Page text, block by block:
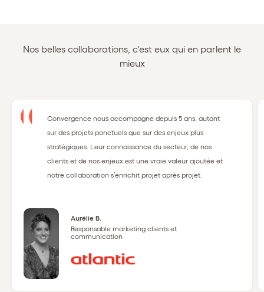
Nos belles collaborations, c'est eux qui en parlent le
mieux
Convergence nous accompagne depuis 5 ans, autant
sur des projets ponctuels que sur des enjeux plus
stratégiques. Leur connaissance du secteur, de nos
clients et de nos enjeux est une vraie valeur ajoutée et
notre collaboration s’enrichit projet après projet.
Aurélie B.
Responsable marketing clients et
communication